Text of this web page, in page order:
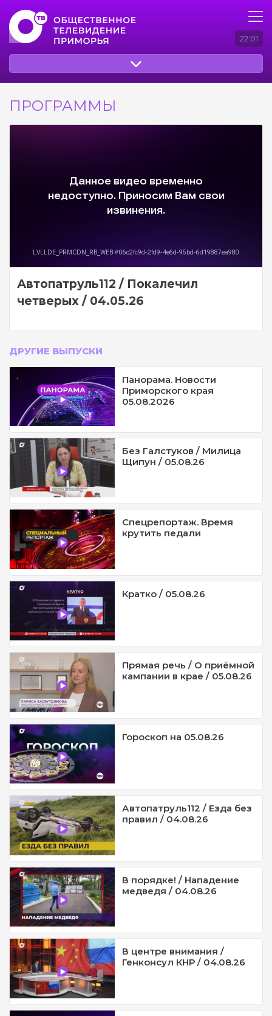
22:01
ПРОГРАММЫ
Автопатруль112 / Покалечил
четверых / 04.05.26
ДРУГИЕ ВЫПУСКИ
Панорама. Новости
Приморского края
05.08.2026
Без Галстуков / Милица
Щипун / 05.08.26
Спецрепортаж. Время
крутить педали
Кратко / 05.08.26
Прямая речь / О приёмной
кампании в крае / 05.08.26
Гороскоп на 05.08.26
Автопатруль112 / Езда без
правил / 04.08.26
В порядке! / Нападение
медведя / 04.08.26
В центре внимания /
Генконсул КНР / 04.08.26